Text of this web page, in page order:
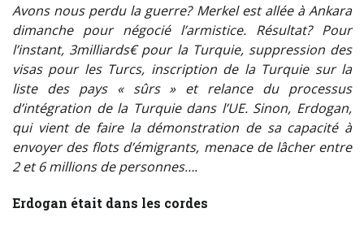
Avons nous perdu la guerre? Merkel est allée à Ankara
dimanche pour négocié l’armistice. Résultat? Pour
l’instant, 3milliards€ pour la Turquie, suppression des
visas pour les Turcs, inscription de la Turquie sur la
liste des pays « sûrs » et relance du processus
d’intégration de la Turquie dans l’UE. Sinon, Erdogan,
qui vient de faire la démonstration de sa capacité à
envoyer des flots d’émigrants, menace de lâcher entre
2 et 6 millions de personnes….
Erdogan était dans les cordes